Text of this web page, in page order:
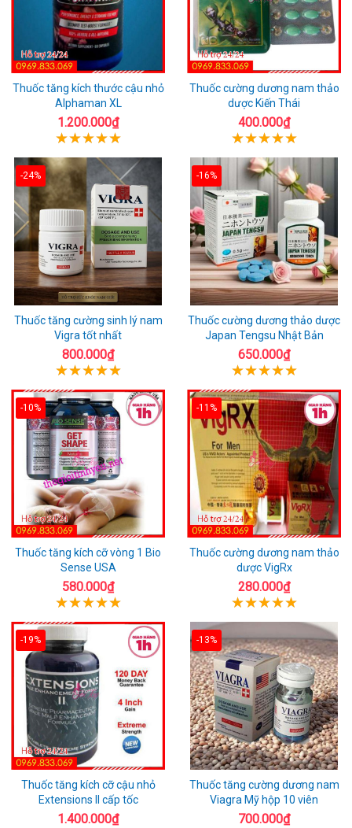
Thuốc tăng kích thước cậu nhỏ
Alphaman XL
1.200.000₫
Thuốc cường dương nam thảo
dược Kiến Thái
400.000₫
-24%
Thuốc tăng cường sinh lý nam
Vigra tốt nhất
800.000₫
-16%
Thuốc cường dương thảo dược
Japan Tengsu Nhật Bản
650.000₫
-10%
Thuốc tăng kích cỡ vòng 1 Bio
Sense USA
580.000₫
-11%
Thuốc cường dương nam thảo
dược VigRx
280.000₫
-19%
Thuốc tăng kích cỡ cậu nhỏ
Extensions II cấp tốc
1.400.000₫
-13%
Thuốc tăng cường dương nam
Viagra Mỹ hộp 10 viên
700.000₫